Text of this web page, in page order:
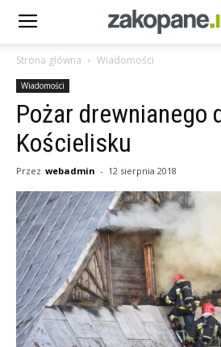
Strona główna Wiadomości
Wiadomości
Pożar drewnianego
Kościelisku
Przez webadmin - 12 sierpnia 2018